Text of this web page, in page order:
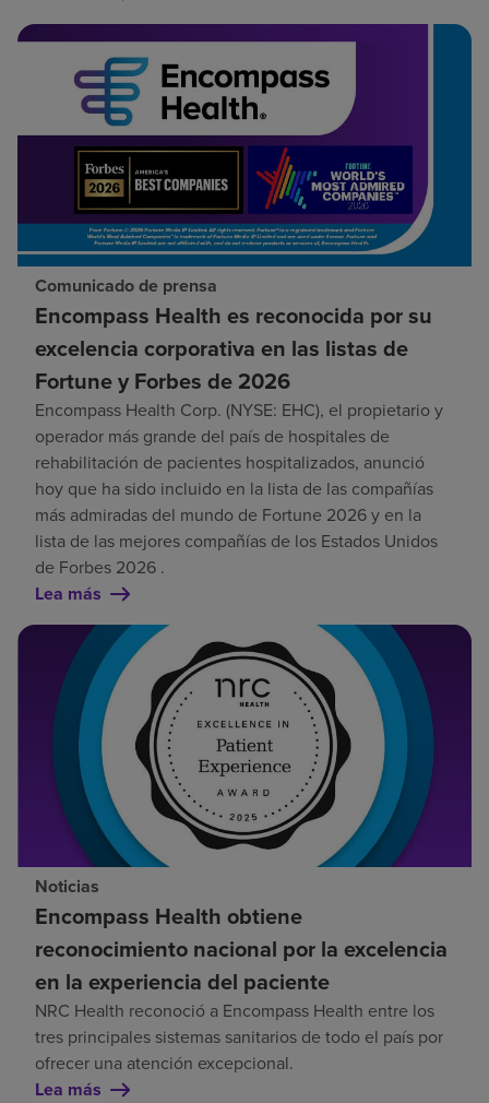
Comunicado de prensa
Encompass Health es reconocida por su
excelencia corporativa en las listas de
Fortune y Forbes de 2026
Encompass Health Corp. (NYSE: EHC), el propietario y
operador más grande del país de hospitales de
rehabilitación de pacientes hospitalizados, anunció
hoy que ha sido incluido en la lista de las compañías
más admiradas del mundo de Fortune 2026 y en la
lista de las mejores compañías de los Estados Unidos
de Forbes 2026 .
Lea más
Noticias
Encompass Health obtiene
reconocimiento nacional por la excelencia
en la experiencia del paciente
NRC Health reconoció a Encompass Health entre los
tres principales sistemas sanitarios de todo el país por
ofrecer una atención excepcional.
Lea más